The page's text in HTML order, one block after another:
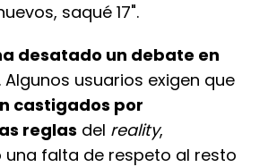
saqué 17".
desatado un debate en
. Algunos usuarios exigen que
castigados por
reglas del reality,
falta de respeto al resto